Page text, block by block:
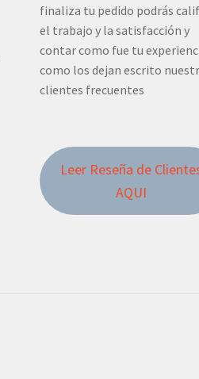
finaliza tu pedido podrás
el trabajo y la satisfacción y
contar como fue tu
como los dejan escrito
clientes frecuentes
Leer Reseña de
AQUI